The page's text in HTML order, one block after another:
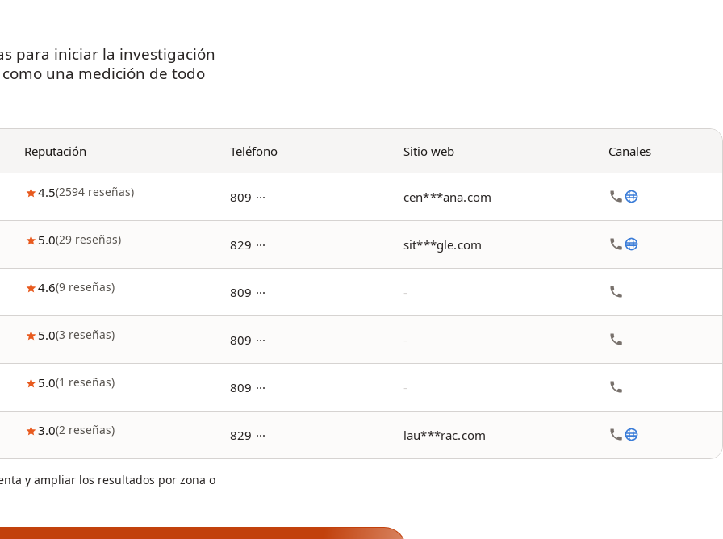
para iniciar la investigación
una medición de todo
Reputación Teléfono Sitio web Canales
4.5(2594 reseñas) 809 ··· cen***ana.com
5.0(29 reseñas) 829 ··· sit***gle.com
4.6(9 reseñas) 809 ··· -
5.0(3 reseñas) 809 ··· -
5.0(1 reseñas) 809 ··· -
3.0(2 reseñas) 829 ··· lau***rac.com
y ampliar los resultados por zona o